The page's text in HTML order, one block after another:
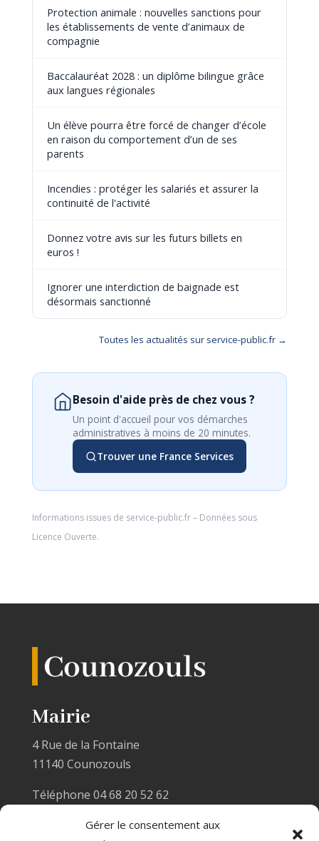
Gérer le consentement aux
Protection animale : nouvelles sanctions pour
les établissements de vente d’animaux de
compagnie
Baccalauréat 2028 : un diplôme bilingue grâce
aux langues régionales
Un élève pourra être forcé de changer d’école
en raison du comportement d’un de ses
parents
Incendies : protéger les salariés et assurer la
continuité de l'activité
Donnez votre avis sur les futurs billets en
euros !
Ignorer une interdiction de baignade est
désormais sanctionné
Toutes les actualités sur service-public.fr →
Besoin d'aide près de chez vous ?
Un point d'accueil pour vos démarches
administratives à moins de 20 minutes.
Trouver une France Services
Informations issues de service-public.fr– Données sous
Licence Ouverte.
Mairie
4 Rue de la Fontaine
11140 Counozouls
Téléphone 04 68 20 52 62